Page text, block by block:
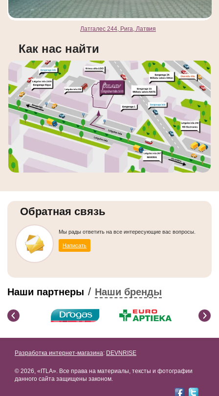
Латгалес 244, Рига, Латвия
Как нас найти
Наши партнеры / Наши бренды
Обратная связь
Мы рады ответить на все интересующие вас вопросы.
Написать
Разработка интернет-магазина: DEVNRISE
© 2026, «ITLA». Все права на материалы, тексты и фотографии
данного сайта защищены законом.